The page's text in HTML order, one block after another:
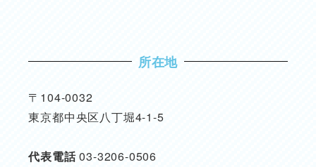
所在地
〒104-0032
東京都中央区八丁堀4-1-5
代表電話03-3206-0506